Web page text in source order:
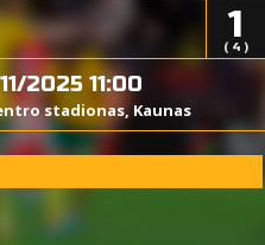
1
( 4 )
2025 11:00
stadionas, Kaunas